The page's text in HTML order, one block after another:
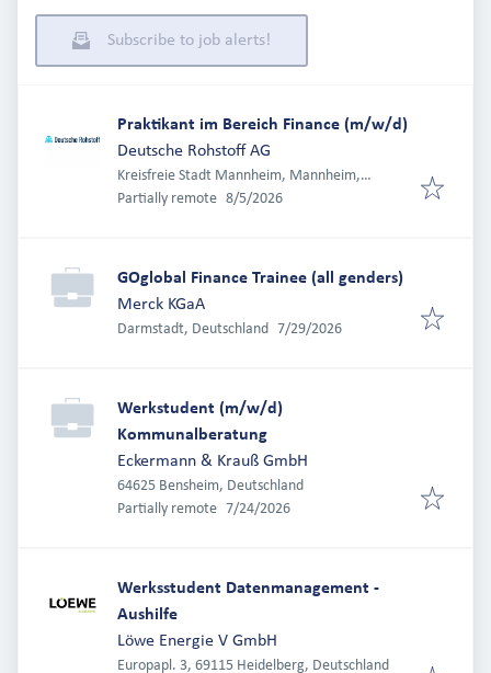
Subscribe to job alerts!
Praktikant im Bereich Finance (m/w/d)
Deutsche Rohstoff AG
Kreisfreie Stadt Mannheim, Mannheim,
Deutschland
Partially remote Published
8/5/2026
GOglobal Finance Trainee (all genders)
Merck KGaA
Darmstadt, Deutschland Published:
7/29/2026
Werkstudent (m/w/d)
Kommunalberatung
Eckermann & Krauß GmbH
64625 Bensheim, Deutschland
Partially remote Published:
7/24/2026
Werksstudent Datenmanagement -
Aushilfe
Löwe Energie V GmbH
Europapl. 3, 69115 Heidelberg, Deutschland